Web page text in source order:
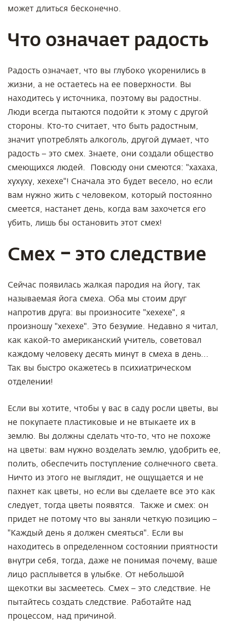
может длиться бесконечно.
Что означает радость
Радость означает, что вы глубоко укоренились в
жизни, а не остаетесь на ее поверхности. Вы
находитесь у источника, поэтому вы радостны.
Люди всегда пытаются подойти к этому с другой
стороны. Кто-то считает, что быть радостным,
значит употреблять алкоголь, другой думает, что
радость – это смех. Знаете, они создали общество
смеющихся людей. Повсюду они смеются: "хахаха,
хухуху, хехехе"! Сначала это будет весело, но если
вам нужно жить с человеком, который постоянно
смеется, настанет день, когда вам захочется его
убить, лишь бы остановить этот смех!
Смех – это следствие
Сейчас появилась жалкая пародия на йогу, так
называемая йога смеха. Оба мы стоим друг
напротив друга: вы произносите "хехехе", я
произношу "хехехе". Это безумие. Недавно я читал,
как какой-то американский учитель, советовал
каждому человеку десять минут в смеха в день...
Так вы быстро окажетесь в психиатрическом
отделении!
Если вы хотите, чтобы у вас в саду росли цветы, вы
не покупаете пластиковые и не втыкаете их в
землю. Вы должны сделать что-то, что не похоже
на цветы: вам нужно возделать землю, удобрить ее,
полить, обеспечить поступление солнечного света.
Ничто из этого не выглядит, не ощущается и не
пахнет как цветы, но если вы сделаете все это как
следует, тогда цветы появятся. Также и смех: он
придет не потому что вы заняли четкую позицию –
"Каждый день я должен смеяться". Если вы
находитесь в определенном состоянии приятности
внутри себя, тогда, даже не понимая почему, ваше
лицо расплывется в улыбке. От небольшой
щекотки вы засмеетесь. Смех – это следствие. Не
пытайтесь создать следствие. Работайте над
процессом, над причиной.